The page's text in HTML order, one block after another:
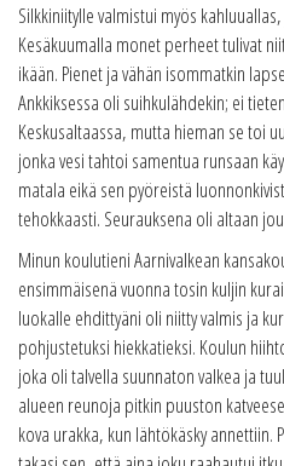
Silkkiniitylle valmistui myös
Kesäkuumalla monet perheet tulivat
ikään. Pienet ja vähän isommatkin
Ankkiksessa oli suihkulähdekin; ei
Keskusaltaassa, mutta hieman se toi
jonka vesi tahtoi samentua runsaan
matala eikä sen pyöreistä
tehokkaasti. Seurauksena oli altaan
Minun koulutieni Aarnivalkean
ensimmäisenä vuonna tosin kuljin
luokalle ehdittyäni oli niitty valmis ja
pohjustetuksi hiekkatieksi. Koulun
joka oli talvella suunnaton valkea ja
alueen reunoja pitkin puuston
kova urakka, kun lähtökäsky annettiin.